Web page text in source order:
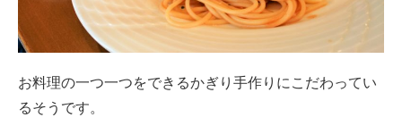
お料理の一つ一つをできるかぎり手作りにこだわってい
るそうです。